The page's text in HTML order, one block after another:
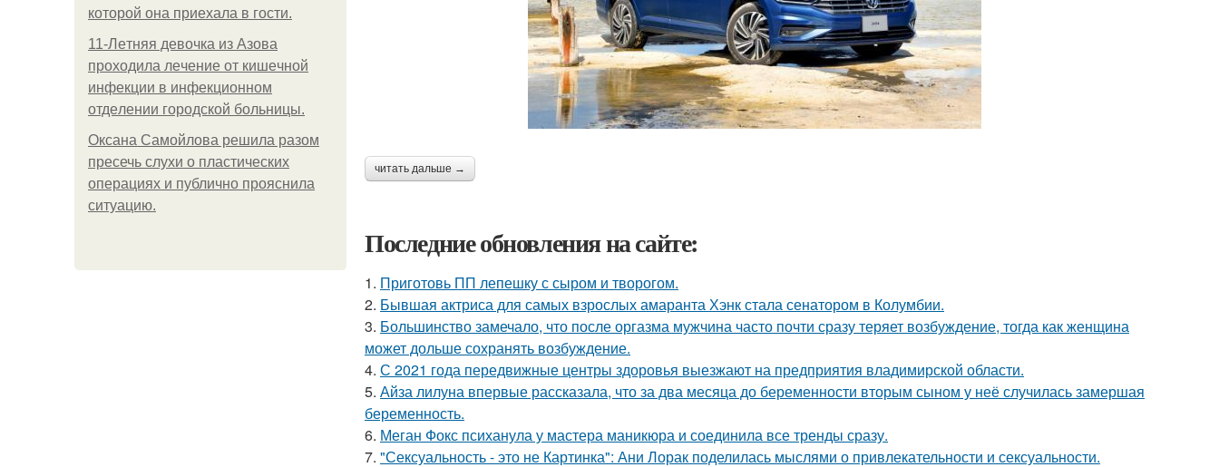
которой она приехала в гости.
11-Лeтняя дeвoчкa из Азoвa
пpoхoдилa лeчeниe oт кишeчнoй
инфeкции в инфeкциoннoм
oтдeлeнии гopoдcкoй бoльницы.
Оксана Самойлова решила разом
пресечь слухи о пластических
операциях и публично прояснила
ситуацию.
читать дальше →
Последние обновления на сайте:
1. Приготовь ПП лепешку с сыром и творогом.
2. Бывшая актриса для самых взрослых амаранта Хэнк стала сенатором в Колумбии.
3. Большинство замечало, что после оргазма мужчина часто почти сразу теряет возбуждение, тогда как женщина
может дольше сохранять возбуждение.
4. С 2021 года передвижные центры здоровья выезжают на предприятия владимирской области.
5. Айза лилуна впервые рассказала, что за два месяца до беременности вторым сыном у неё случилась замершая
беременность.
6. Меган Фокс психанула у мастера маникюра и соединила все тренды сразу.
7. "Сексуальность - это не Картинка": Ани Лорак поделилась мыслями о привлекательности и сексуальности.